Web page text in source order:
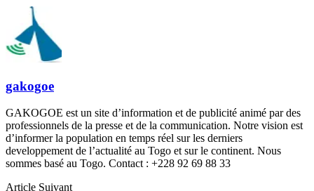
gakogoe
GAKOGOE est un site d’information et de publicité animé par des
professionnels de la presse et de la communication. Notre vision est
d’informer la population en temps réel sur les derniers
developpement de l’actualité au Togo et sur le continent. Nous
sommes basé au Togo. Contact : +228 92 69 88 33
Article Suivant